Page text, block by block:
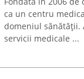
ca un centru
domeniul sănătății.
servicii medicale ...